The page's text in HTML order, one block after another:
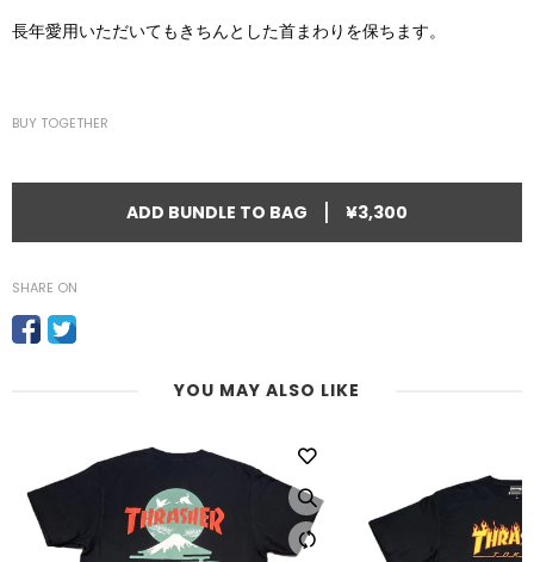
長年愛用いただいてもきちんとした首まわりを保ちます。
BUY TOGETHER
ADD BUNDLE TO BAG | ¥3,300
SHARE ON
YOU MAY ALSO LIKE